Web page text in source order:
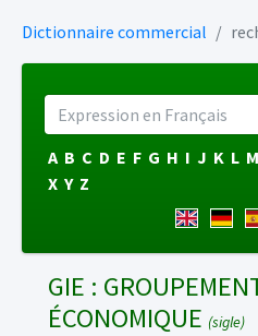
Dictionnaire commercial
A B C D E F G H I J K L M
X Y Z
GIE :
ÉCONOMIQUE (sigle)